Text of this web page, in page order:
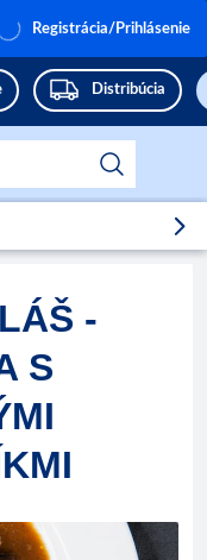
Distribúcia
Registrácia/Prihlásenie
-
S